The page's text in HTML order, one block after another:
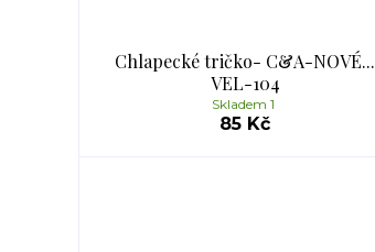
Chlapecké tričko- C&A-NOVÉ...
VEL-104
85 Kč
Skladem 1